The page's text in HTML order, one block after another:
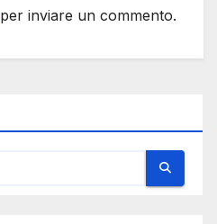
per inviare un commento.